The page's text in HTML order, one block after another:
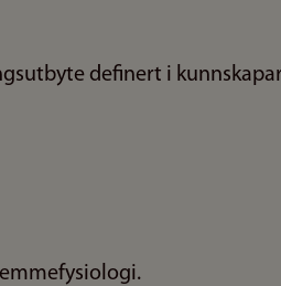
definert i